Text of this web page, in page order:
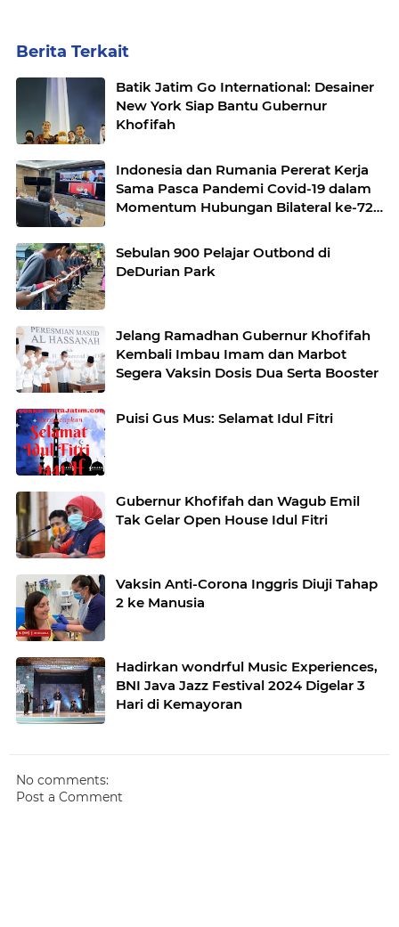
Berita Terkait
Batik Jatim Go International: Desainer
New York Siap Bantu Gubernur
Khofifah
Indonesia dan Rumania Pererat Kerja
Sama Pasca Pandemi Covid-19 dalam
Momentum Hubungan Bilateral ke-72
Sebulan 900 Pelajar Outbond di
DeDurian Park
Jelang Ramadhan Gubernur Khofifah
Kembali Imbau Imam dan Marbot
Segera Vaksin Dosis Dua Serta Booster
Puisi Gus Mus: Selamat Idul Fitri
Gubernur Khofifah dan Wagub Emil
Tak Gelar Open House Idul Fitri
Vaksin Anti-Corona Inggris Diuji Tahap
2 ke Manusia
Hadirkan wondrful Music Experiences,
BNI Java Jazz Festival 2024 Digelar 3
Hari di Kemayoran
No comments:
Post a Comment